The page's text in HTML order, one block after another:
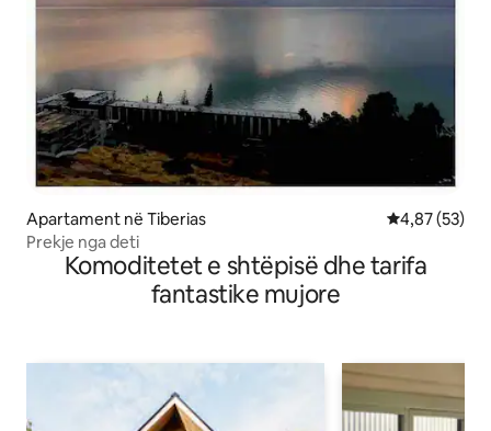
Apartament në Tiberias Vlerësimi
4,87 (53)
Prekje nga deti
Komoditetet e shtëpisë dhe tarifa
fantastike mujore